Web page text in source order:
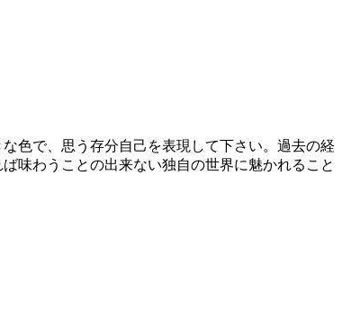
色で、思う存分自己を表現して下さい。過去の経
味わうことの出来ない独自の世界に魅かれること